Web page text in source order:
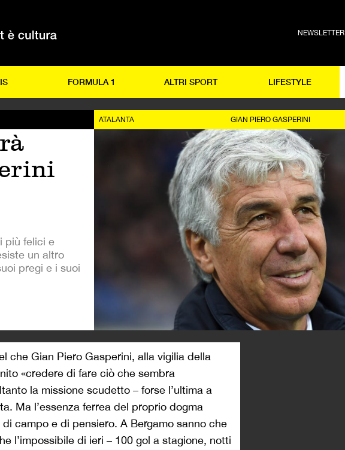
NEWSLETTER
FORMULA 1 ALTRI SPORT LIFESTYLE
più felici e
un altro
pregi e i suoi
ATALANTA GIAN PIERO GASPERINI
che Gian Piero Gasperini, alla vigilia della
«credere di fare ciò che sembra
la missione scudetto – forse l’ultima a
Ma l’essenza ferrea del proprio dogma
campo e di pensiero. A Bergamo sanno che
l’impossibile di ieri – 100 gol a stagione, notti